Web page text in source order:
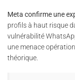
Meta confirme une
profils à haut risque
vulnérabilité
une menace
théorique.